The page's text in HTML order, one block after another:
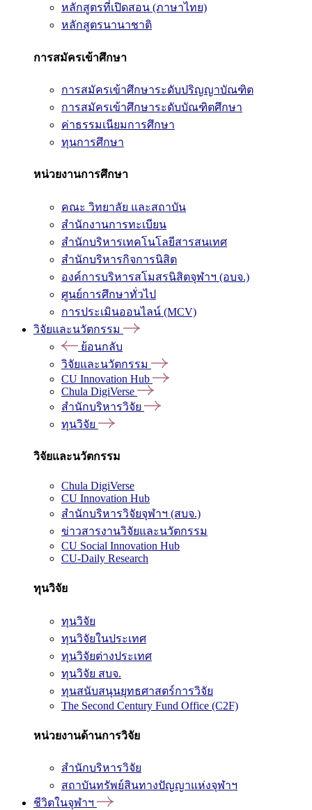
หลักสูตรที่เปิดสอน (ภาษาไทย)
หลักสูตรนานาชาติ
การสมัครเข้าศึกษา
การสมัครเข้าศึกษาระดับปริญญาบัณฑิต
การสมัครเข้าศึกษาระดับบัณฑิตศึกษา
ค่าธรรมเนียมการศึกษา
ทุนการศึกษา
หน่วยงานการศึกษา
คณะ วิทยาลัย และสถาบัน
สำนักงานการทะเบียน
สำนักบริหารเทคโนโลยีสารสนเทศ
สำนักบริหารกิจการนิสิต
องค์การบริหารสโมสรนิสิตจุฬาฯ (อบจ.)
ศูนย์การศึกษาทั่วไป
การประเมินออนไลน์ (MCV)
วิจัยและนวัตกรรม
ย้อนกลับ
วิจัยและนวัตกรรม
CU Innovation Hub
Chula DigiVerse
สำนักบริหารวิจัย
ทุนวิจัย
วิจัยและนวัตกรรม
Chula DigiVerse
CU Innovation Hub
สำนักบริหารวิจัยจุฬาฯ (สบจ.)
ข่าวสารงานวิจัยและนวัตกรรม
CU Social Innovation Hub
CU-Daily Research
ทุนวิจัย
ทุนวิจัย
ทุนวิจัยในประเทศ
ทุนวิจัยต่างประเทศ
ทุนวิจัย สบจ.
ทุนสนับสนุนยุทธศาสตร์การวิจัย
The Second Century Fund Office (C2F)
หน่วยงานด้านการวิจัย
สำนักบริหารวิจัย
สถาบันทรัพย์สินทางปัญญาแห่งจุฬาฯ
ชีวิตในจุฬาฯ